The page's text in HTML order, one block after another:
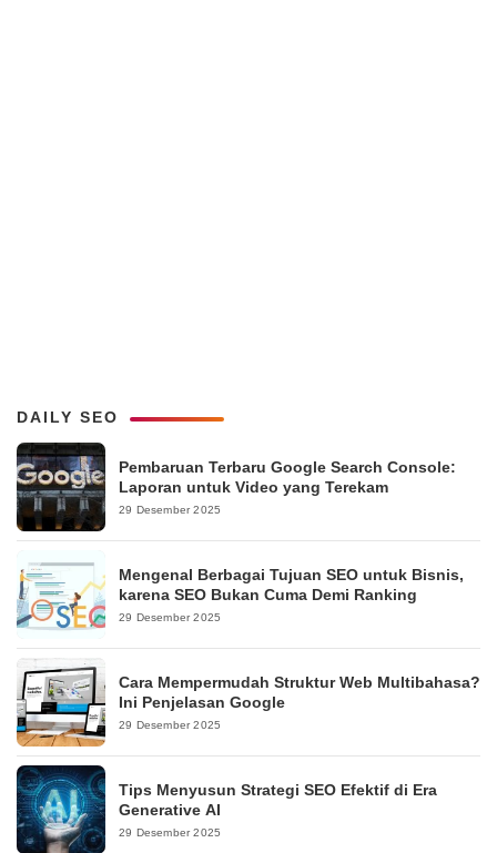
DAILY SEO
Pembaruan Terbaru Google Search Console:
Laporan untuk Video yang Terekam
29 Desember 2025
Mengenal Berbagai Tujuan SEO untuk Bisnis,
karena SEO Bukan Cuma Demi Ranking
29 Desember 2025
Cara Mempermudah Struktur Web Multibahasa?
Ini Penjelasan Google
29 Desember 2025
Tips Menyusun Strategi SEO Efektif di Era
Generative AI
29 Desember 2025